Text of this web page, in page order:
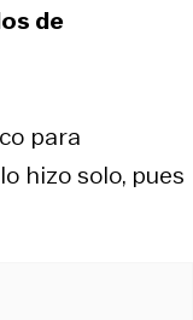
s de
para
hizo solo, pues